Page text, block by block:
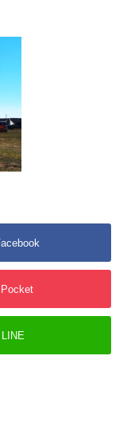
Pocket
LINE